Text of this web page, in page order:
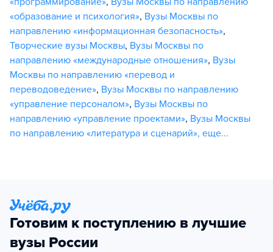
«образование и психология», Вузы Москвы по
направлению «информационная безопасность»,
Творческие вузы Москвы, Вузы Москвы по
направлению «международные отношения», Вузы
Москвы по направлению «перевод и
переводоведение», Вузы Москвы по направлению
«управление персоналом», Вузы Москвы по
направлению «управление проектами», Вузы Москвы
по направлению «литература и сценарий», еще...
Готовим к поступлению в лучшие
вузы России